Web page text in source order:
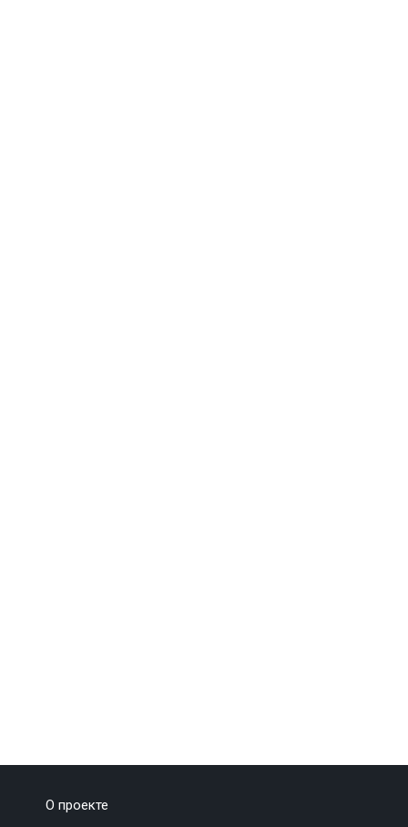
О проекте